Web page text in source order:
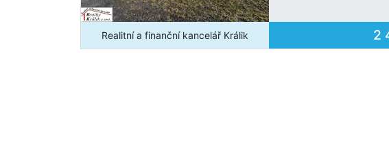
Realitní a finanční kancelář Králik 2